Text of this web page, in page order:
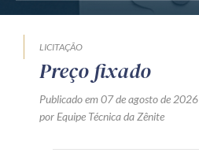
LICITAÇÃO
Preço fixado
Publicado em 07 de agosto de 2026
por Equipe Técnica da Zênite